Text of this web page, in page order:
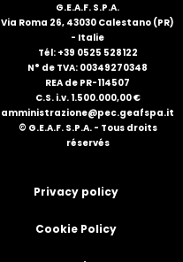
G.E.A.F. S.P.A.
Via Roma 26, 43030 Calestano (PR)
- Italie
Tél: +39 0525 528122
N° de TVA: 00349270348
REA de PR-114507
C.S. i.v. 1.500.000,00 €
amministrazione@pec.geafspa.it
© G.E.A.F. S.P.A. - Tous droits
réservés
Privacy policy
Cookie Policy